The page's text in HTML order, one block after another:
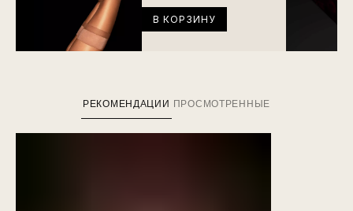
В КОРЗИНУ
РЕКОМЕНДАЦИИ ПРОСМОТРЕННЫЕ